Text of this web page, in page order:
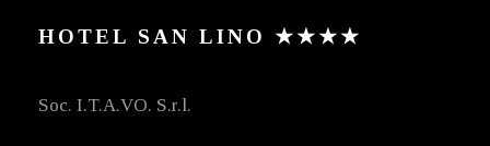
HOTEL SAN LINO ★★★★
Soc. I.T.A.VO. S.r.l.